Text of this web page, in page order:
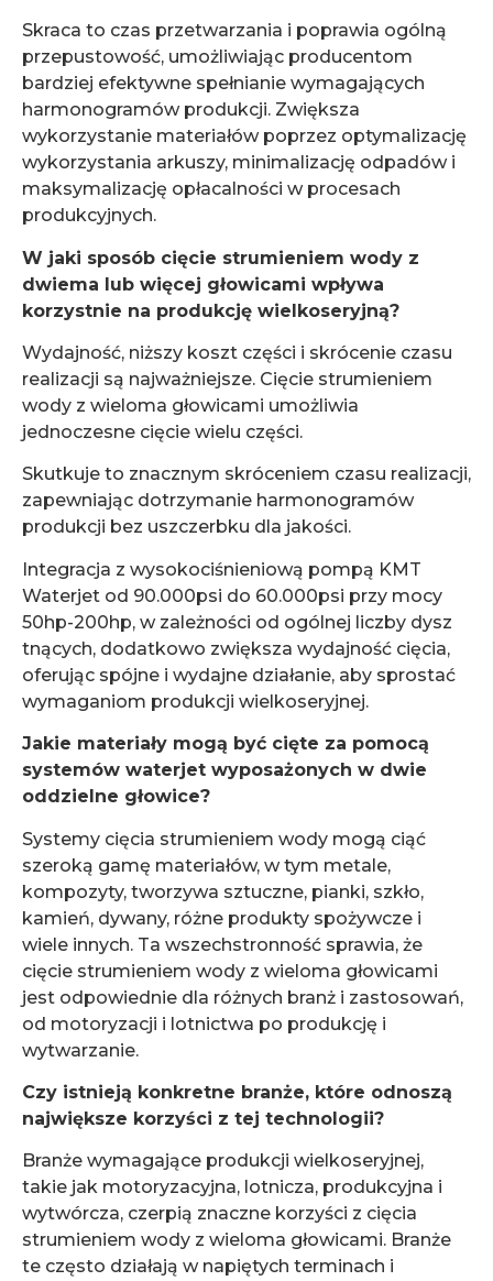
Skraca to czas przetwarzania i poprawia ogólną
przepustowość, umożliwiając producentom
bardziej efektywne spełnianie wymagających
harmonogramów produkcji. Zwiększa
wykorzystanie materiałów poprzez optymalizację
wykorzystania arkuszy, minimalizację odpadów i
maksymalizację opłacalności w procesach
produkcyjnych.
W jaki sposób cięcie strumieniem wody z
dwiema lub więcej głowicami wpływa
korzystnie na produkcję wielkoseryjną?
Wydajność, niższy koszt części i skrócenie czasu
realizacji są najważniejsze. Cięcie strumieniem
wody z wieloma głowicami umożliwia
jednoczesne cięcie wielu części.
Skutkuje to znacznym skróceniem czasu realizacji,
zapewniając dotrzymanie harmonogramów
produkcji bez uszczerbku dla jakości.
Integracja z wysokociśnieniową pompą KMT
Waterjet od 90.000psi do 60.000psi przy mocy
50hp-200hp, w zależności od ogólnej liczby dysz
tnących, dodatkowo zwiększa wydajność cięcia,
oferując spójne i wydajne działanie, aby sprostać
wymaganiom produkcji wielkoseryjnej.
Jakie materiały mogą być cięte za pomocą
systemów waterjet wyposażonych w dwie
oddzielne głowice?
Systemy cięcia strumieniem wody mogą ciąć
szeroką gamę materiałów, w tym metale,
kompozyty, tworzywa sztuczne, pianki, szkło,
kamień, dywany, różne produkty spożywcze i
wiele innych. Ta wszechstronność sprawia, że
cięcie strumieniem wody z wieloma głowicami
jest odpowiednie dla różnych branż i zastosowań,
od motoryzacji i lotnictwa po produkcję i
wytwarzanie.
Czy istnieją konkretne branże, które odnoszą
największe korzyści z tej technologii?
Branże wymagające produkcji wielkoseryjnej,
takie jak motoryzacyjna, lotnicza, produkcyjna i
wytwórcza, czerpią znaczne korzyści z cięcia
strumieniem wody z wieloma głowicami. Branże
te często działają w napiętych terminach i